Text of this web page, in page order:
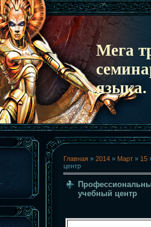
Мега
языка.
Главная » 2014 » Март » 15
центр
учебный центр